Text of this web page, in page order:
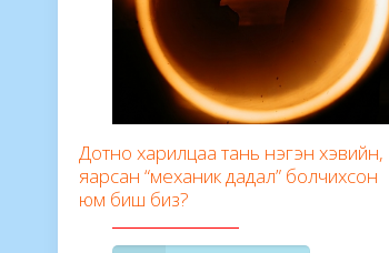
Дотно харилцаа тань нэгэн хэвийн,
яарсан “механик дадал” болчихсон
юм биш биз?